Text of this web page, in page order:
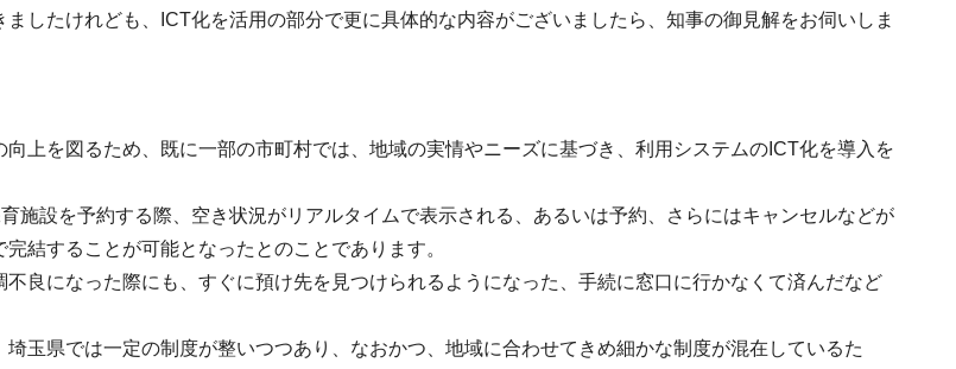
したけれども、ICT化を活用の部分で更に具体的な内容がございましたら、知事の御見解をお伺いしま
上を図るため、既に一部の市町村では、地域の実情やニーズに基づき、利用システムのICT化を導入を
施設を予約する際、空き状況がリアルタイムで表示される、あるいは予約、さらにはキャンセルなどが
結することが可能となったとのことであります。
良になった際にも、すぐに預け先を見つけられるようになった、手続に窓口に行かなくて済んだなど
玉県では一定の制度が整いつつあり、なおかつ、地域に合わせてきめ細かな制度が混在しているた